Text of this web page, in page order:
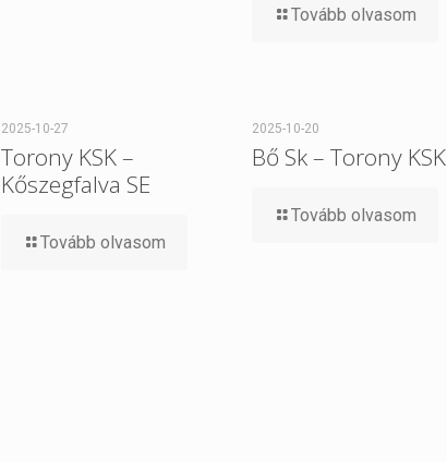
Tovább olvasom
2025-10-27
Torony KSK –
Kőszegfalva SE
Tovább olvasom
2025-10-20
Bő Sk – Torony KSK
Tovább olvasom